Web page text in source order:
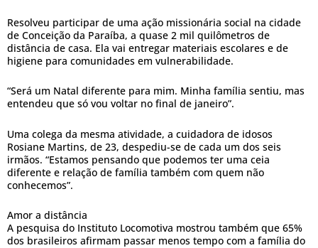
Resolveu participar de uma ação missionária social na cidade
de Conceição da Paraíba, a quase 2 mil quilômetros de
distância de casa. Ela vai entregar materiais escolares e de
higiene para comunidades em vulnerabilidade.
“Será um Natal diferente para mim. Minha família sentiu, mas
entendeu que só vou voltar no final de janeiro”.
Uma colega da mesma atividade, a cuidadora de idosos
Rosiane Martins, de 23, despediu-se de cada um dos seis
irmãos. “Estamos pensando que podemos ter uma ceia
diferente e relação de família também com quem não
conhecemos”.
Amor a distância
A pesquisa do Instituto Locomotiva mostrou também que 65%
dos brasileiros afirmam passar menos tempo com a família do